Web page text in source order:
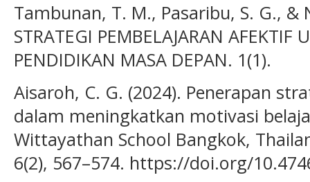
Tambunan, T. M., Pasaribu, S. G., &
STRATEGI PEMBELAJARAN
PENDIDIKAN MASA DEPAN. 1(1).
Aisaroh, C. G. (2024). Penerapan
dalam meningkatkan motivasi
Wittayathan School Bangkok,
6(2), 567–574. https://doi.org/